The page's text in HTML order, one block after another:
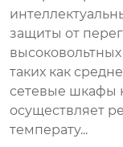
защиты от
таких как
сетевые шкафы
осуществляет
температу...